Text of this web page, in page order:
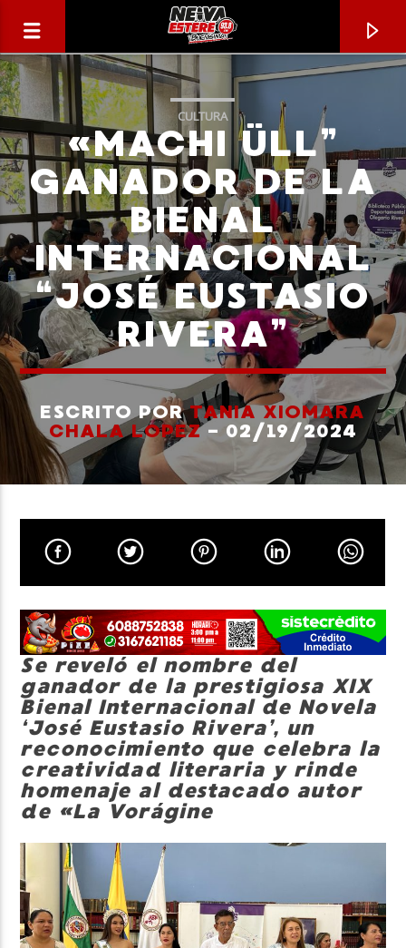
CANCIÓN ACTUAL
TÍTULO
ARTISTA
Neiva Estereo
CULTURA
«MACHI ÜLL”
GANADOR DE LA
BIENAL
INTERNACIONAL
“JOSÉ EUSTASIO
RIVERA”
ESCRITO PORTANIA XIOMARA
CHALA LOPEZ- 02/19/2024
Se reveló el nombre del
ganador de la prestigiosa XIX
Bienal Internacional de Novela
‘José Eustasio Rivera’, un
reconocimiento que celebra la
creatividad literaria y rinde
homenaje al destacado autor
de «La Vorágine